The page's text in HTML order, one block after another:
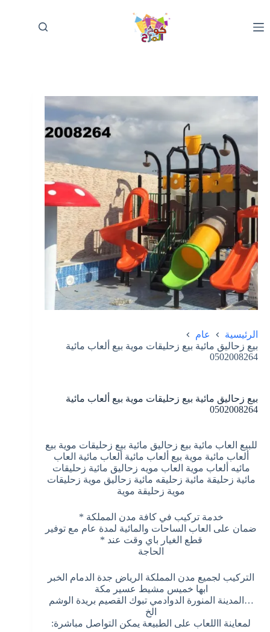
المحتوى
الرئيسية
عام
بيع زحاليق مائية بيع زحليقات موية بيع ألعاب مائية
0502008264
بيع زحاليق مائية بيع زحليقات موية بيع ألعاب مائية
0502008264
للبيع العاب مائية بيع زحاليق مائية بيع زحليقات موية بيع
ألعاب مائية موية بيع ألعاب مائية ألعاب مائية العاب
مائيه ألعاب موية العاب مويه زحاليق مائية زحليقات
مائية زحليقة مائية زحليقه مائية زحاليق موية زحليقات
موية زحليقة موية
خدمة تركيب في كافة مدن المملكة *
ضمان على العاب الساحات والمائية لمدة عام مع توفير
قطع الغيار باي وقت عند *
الحاجة
التركيب لجميع مدن المملكة الرياض جدة الدمام الخبر
ابها خميس مشيط عسير مكة
…المدينة المنورة الدوادمي تبوك القصيم بريدة الوشم
الخ
لمعاينة االلعاب على الطبيعة يمكن التواصل مباشرة: